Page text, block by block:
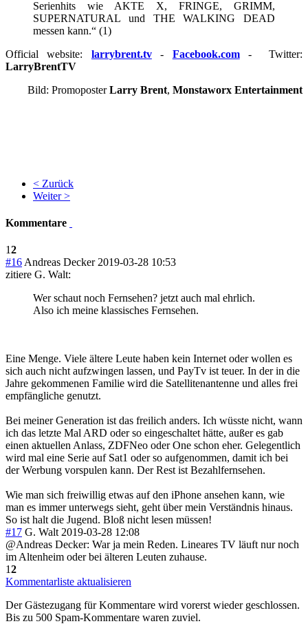
Serienhits wie AKTE X, FRINGE, GRIMM,
SUPERNATURAL und THE WALKING DEAD
messen kann.“ (1)
Official website: larrybrent.tv- Facebook.com- Twitter:
LarryBrentTV
Bild: PromoposterLarry Brent, Monstaworx Entertainment
< Zurück
Weiter >
Kommentare
12
#16 Andreas Decker 2019-03-28 10:53
zitiere G. Walt:
Wer schaut noch Fernsehen? jetzt auch mal ehrlich.
Also ich meine klassisches Fernsehen.
Eine Menge. Viele ältere Leute haben kein Internet oder wollen es
sich auch nicht aufzwingen lassen, und PayTv ist teuer. In der in die
Jahre gekommenen Familie wird die Satellitenantenne und alles frei
empfängliche genutzt.
Bei meiner Generation ist das freilich anders. Ich wüsste nicht, wann
ich das letzte Mal ARD oder so eingeschaltet hätte, außer es gab
einen aktuellen Anlass, ZDFNeo oder One schon eher. Gelegentlich
wird mal eine Serie auf Sat1 oder so aufgenommen, damit ich bei
der Werbung vorspulen kann. Der Rest ist Bezahlfernsehen.
Wie man sich freiwillig etwas auf den iPhone ansehen kann, wie
man es immer unterwegs sieht, geht über mein Verständnis hinaus.
So ist halt die Jugend. Bloß nicht lesen müssen!
#17 G. Walt 2019-03-28 12:08
@Andreas Decker: War ja mein Reden. Lineares TV läuft nur noch
im Altenheim oder bei älteren Leuten zuhause.
12
Kommentarliste aktualisieren
Der Gästezugang für Kommentare wird vorerst wieder geschlossen.
Bis zu 500 Spam-Kommentare waren zuviel.